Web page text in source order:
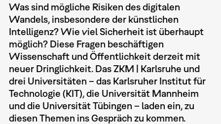
Was sind mögliche Risiken des digitalen
Wandels, insbesondere der künstlichen
Intelligenz? Wie viel Sicherheit ist überhaupt
möglich? Diese Fragen beschäftigen
Wissenschaft und Öffentlichkeit derzeit mit
neuer Dringlichkeit. Das ZKM | Karlsruhe und
drei Universitäten – das Karlsruher Institut für
Technologie (KIT), die Universität Mannheim
und die Universität Tübingen – laden ein, zu
diesen Themen ins Gespräch zu kommen.